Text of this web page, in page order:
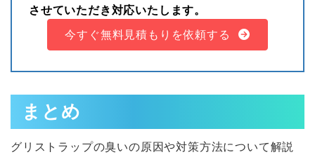
させていただき対応いたします。
今すぐ無料見積もりを依頼する
まとめ
グリストラップの臭いの原因や対策方法について解説